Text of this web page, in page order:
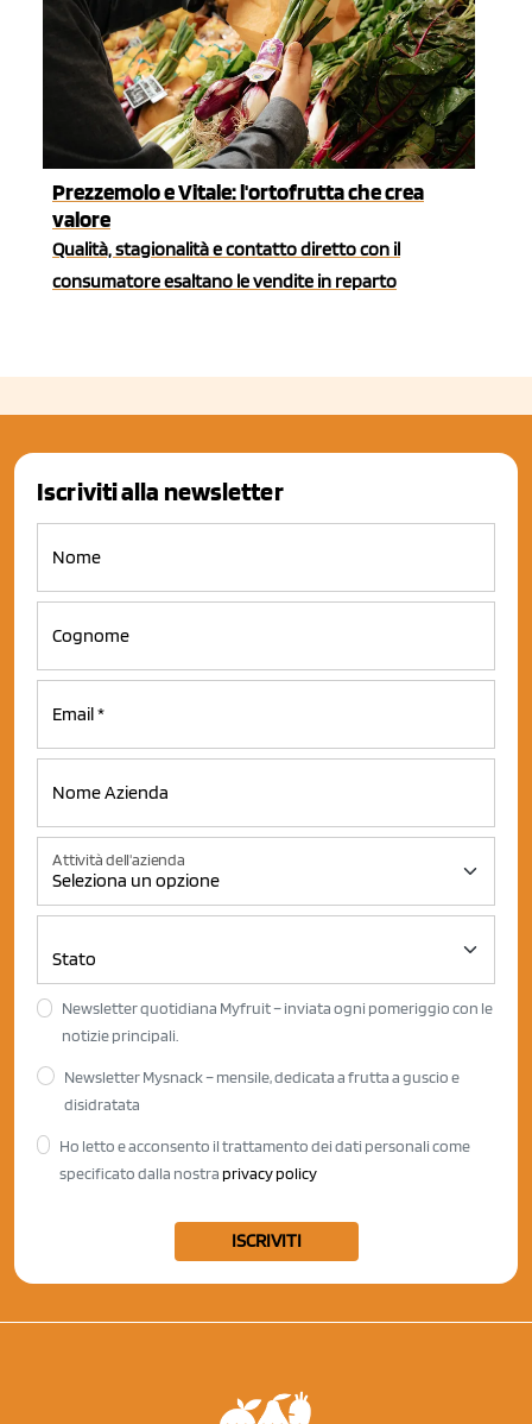
Prezzemolo e Vitale: l'ortofrutta che crea
valore
Qualità, stagionalità e contatto diretto con il
consumatore esaltano le vendite in reparto
Iscriviti alla newsletter
Attività dell'azienda
Newsletter quotidiana Myfruit – inviata ogni pomeriggio con le
notizie principali.
Newsletter Mysnack – mensile, dedicata a frutta a guscio e
disidratata
Ho letto e acconsento il trattamento dei dati personali come
specificato dalla nostra privacy policy
ISCRIVITI